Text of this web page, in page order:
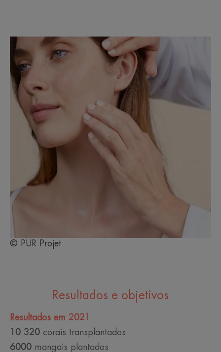
© PUR Projet
Resultados e objetivos
Resultados em 2021
10 320 corais transplantados
6000 mangais plantados